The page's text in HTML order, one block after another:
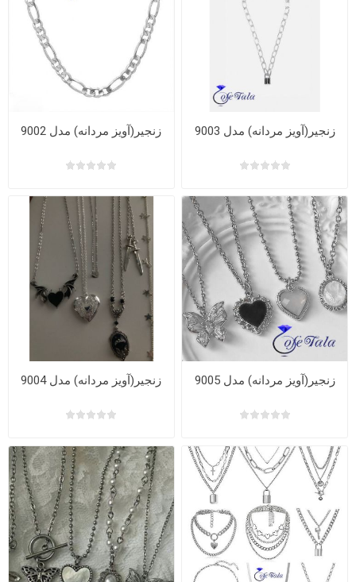
زنجیر(آویز مردانه) مدل 9002 زنجیر(آویز مردانه) مدل 9003
زنجیر(آویز مردانه) مدل 9004 زنجیر(آویز مردانه) مدل 9005